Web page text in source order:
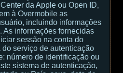
da Apple ou Open ID,
à Overmobile as
incluindo informações
As informações fornecidas
sessão na conta do
serviço de autenticação
número de identificação ou
sistema de autenticação,